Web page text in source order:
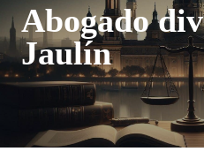
Abogado
Jaulín